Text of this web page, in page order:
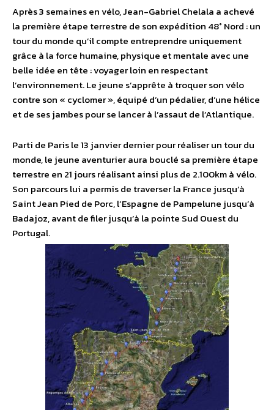
Après 3 semaines en vélo, Jean-Gabriel Chelala a achevé
la première étape terrestre de son expédition 48° Nord : un
tour du monde qu’il compte entreprendre uniquement
grâce à la force humaine, physique et mentale avec une
belle idée en tête : voyager loin en respectant
l’environnement. Le jeune s’apprête à troquer son vélo
contre son « cyclomer », équipé d’un pédalier, d’une hélice
et de ses jambes pour se lancer à l’assaut de l’Atlantique.
Parti de Paris le 13 janvier dernier pour réaliser un tour du
monde, le jeune aventurier aura bouclé sa première étape
terrestre en 21 jours réalisant ainsi plus de 2.100km à vélo.
Son parcours lui a permis de traverser la France jusqu’à
Saint Jean Pied de Porc, l’Espagne de Pampelune jusqu’à
Badajoz, avant de filer jusqu’à la pointe Sud Ouest du
Portugal.